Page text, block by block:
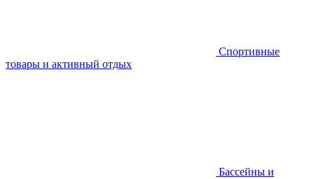
Спортивные
товары и активный отдых
Бассейны и